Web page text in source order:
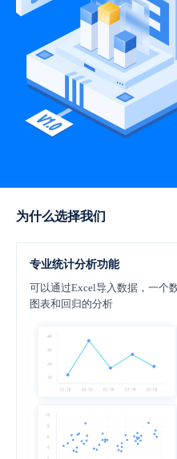
为什么选择我们
专业统计分析功能
可以通过Excel导入数据，一个
图表和回归的分析